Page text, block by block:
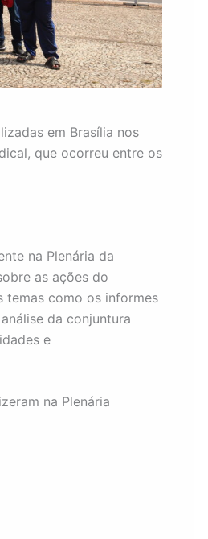
em Brasília nos
que ocorreu entre os
na Plenária da
as ações do
temas como os informes
da conjuntura
e
na Plenária